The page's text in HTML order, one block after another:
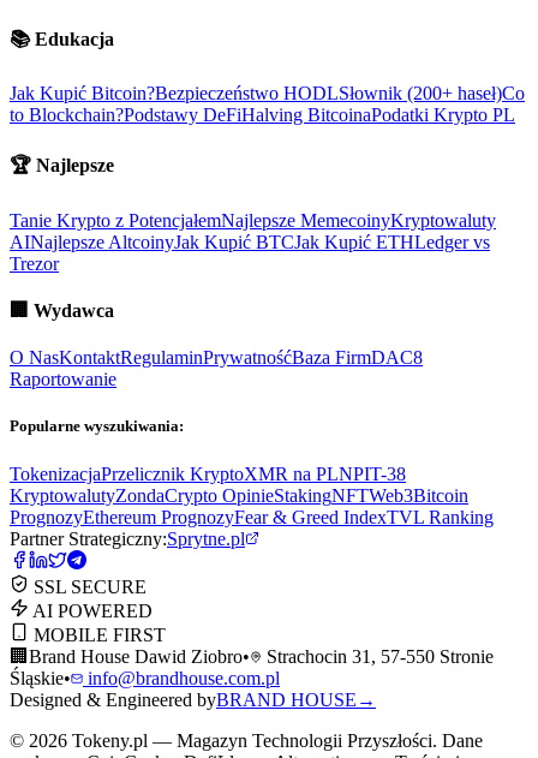
📚 Edukacja
Jak Kupić Bitcoin?Bezpieczeństwo HODLSłownik (200+ haseł)Co
to Blockchain?Podstawy DeFiHalving BitcoinaPodatki Krypto PL
🏆 Najlepsze
Tanie Krypto z PotencjałemNajlepsze MemecoinyKryptowaluty
AINajlepsze AltcoinyJak Kupić BTCJak Kupić ETHLedger vs
Trezor
🏢 Wydawca
O NasKontaktRegulaminPrywatnośćBaza FirmDAC8
Raportowanie
Popularne wyszukiwania:
TokenizacjaPrzelicznik KryptoXMR na PLNPIT-38
KryptowalutyZondaCrypto OpinieStakingNFTWeb3Bitcoin
PrognozyEthereum PrognozyFear & Greed IndexTVL Ranking
Partner Strategiczny:Sprytne.pl
SSL SECURE
AI POWERED
MOBILE FIRST
🏢 Brand House Dawid Ziobro•
Strachocin 31, 57-550 Stronie
Śląskie•
info@brandhouse.com.pl
Designed & Engineered byBRAND HOUSE →
© 2026 Tokeny.pl — Magazyn Technologii Przyszłości. Dane